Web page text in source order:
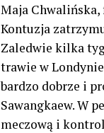
Maja Chwalińska,
Kontuzja
Zaledwie kilka
trawie w
bardzo dobrze i
Sawangkaew. W
meczową i